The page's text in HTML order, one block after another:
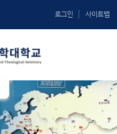
로그인 사이트맵